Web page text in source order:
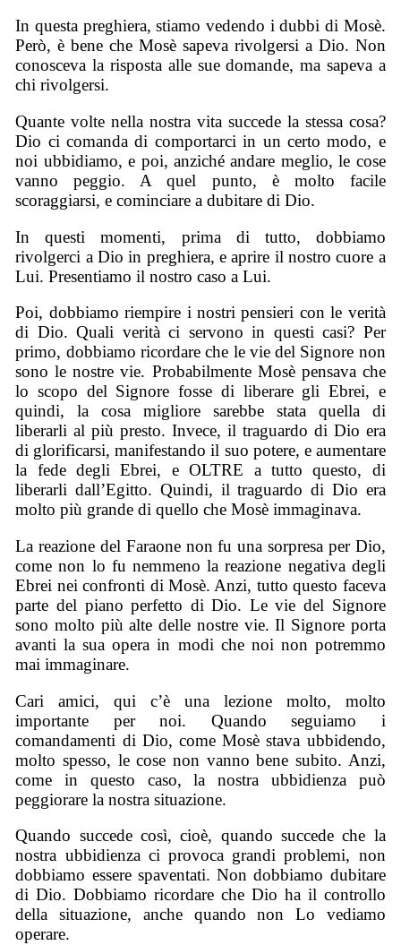
In questa preghiera, stiamo vedendo i dubbi di Mosè.
Però, è bene che Mosè sapeva rivolgersi a Dio. Non
conosceva la risposta alle sue domande, ma sapeva a
chi rivolgersi.
Quante volte nella nostra vita succede la stessa cosa?
Dio ci comanda di comportarci in un certo modo, e
noi ubbidiamo, e poi, anziché andare meglio, le cose
vanno peggio. A quel punto, è molto facile
scoraggiarsi, e cominciare a dubitare di Dio.
In questi momenti, prima di tutto, dobbiamo
rivolgerci a Dio in preghiera, e aprire il nostro cuore a
Lui. Presentiamo il nostro caso a Lui.
Poi, dobbiamo riempire i nostri pensieri con le verità
di Dio. Quali verità ci servono in questi casi? Per
primo, dobbiamo ricordare che le vie del Signore non
sono le nostre vie. Probabilmente Mosè pensava che
lo scopo del Signore fosse di liberare gli Ebrei, e
quindi, la cosa migliore sarebbe stata quella di
liberarli al più presto. Invece, il traguardo di Dio era
di glorificarsi, manifestando il suo potere, e aumentare
la fede degli Ebrei, e OLTRE a tutto questo, di
liberarli dall’Egitto. Quindi, il traguardo di Dio era
molto più grande di quello che Mosè immaginava.
La reazione del Faraone non fu una sorpresa per Dio,
come non lo fu nemmeno la reazione negativa degli
Ebrei nei confronti di Mosè. Anzi, tutto questo faceva
parte del piano perfetto di Dio. Le vie del Signore
sono molto più alte delle nostre vie. Il Signore porta
avanti la sua opera in modi che noi non potremmo
mai immaginare.
Cari amici, qui c’è una lezione molto, molto
importante per noi. Quando seguiamo i
comandamenti di Dio, come Mosè stava ubbidendo,
molto spesso, le cose non vanno bene subito. Anzi,
come in questo caso, la nostra ubbidienza può
peggiorare la nostra situazione.
Quando succede così, cioè, quando succede che la
nostra ubbidienza ci provoca grandi problemi, non
dobbiamo essere spaventati. Non dobbiamo dubitare
di Dio. Dobbiamo ricordare che Dio ha il controllo
della situazione, anche quando non Lo vediamo
operare.